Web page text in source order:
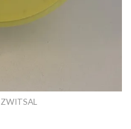
ZWITSAL